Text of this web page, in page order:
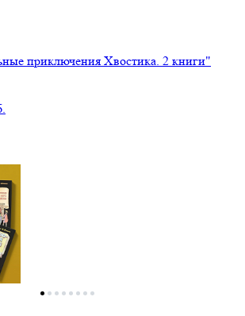
приключения Хвостика. 2 книги"